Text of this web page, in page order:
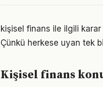
kişisel finans ile ilgili
Çünkü herkese uyan tek
Kişisel finans